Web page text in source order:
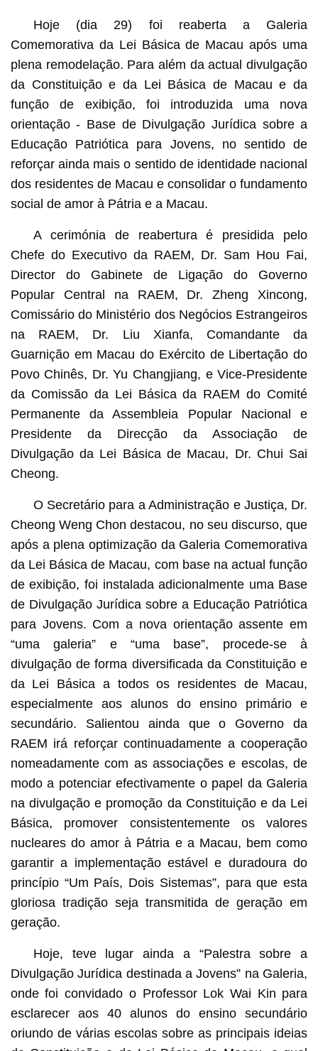
Libertação do Povo Chinês, Dr. Yu Changjiang, e Vice-
Presidente da Comissão da Lei Básica da RAEM do
Comité Permanente da Assembleia Popular Nacional e
Presidente da Direcção da Associação de Divulgação da
Lei Básica de Macau, Dr. Chui Sai Cheong
Hoje (dia 29) foi reaberta a Galeria
Comemorativa da Lei Básica de Macau após uma
plena remodelação. Para além da actual divulgação
da Constituição e da Lei Básica de Macau e da
função de exibição, foi introduzida uma nova
orientação - Base de Divulgação Jurídica sobre a
Educação Patriótica para Jovens, no sentido de
reforçar ainda mais o sentido de identidade nacional
dos residentes de Macau e consolidar o fundamento
social de amor à Pátria e a Macau.
A cerimónia de reabertura é presidida pelo
Chefe do Executivo da RAEM, Dr. Sam Hou Fai,
Director do Gabinete de Ligação do Governo
Popular Central na RAEM, Dr. Zheng Xincong,
Comissário do Ministério dos Negócios Estrangeiros
na RAEM, Dr. Liu Xianfa, Comandante da
Guarnição em Macau do Exército de Libertação do
Povo Chinês, Dr. Yu Changjiang, e Vice-Presidente
da Comissão da Lei Básica da RAEM do Comité
Permanente da Assembleia Popular Nacional e
Presidente da Direcção da Associação de
Divulgação da Lei Básica de Macau, Dr. Chui Sai
Cheong.
O Secretário para a Administração e Justiça, Dr.
Cheong Weng Chon destacou, no seu discurso, que
após a plena optimização da Galeria Comemorativa
da Lei Básica de Macau, com base na actual função
de exibição, foi instalada adicionalmente uma Base
de Divulgação Jurídica sobre a Educação Patriótica
para Jovens. Com a nova orientação assente em
“uma galeria” e “uma base”, procede-se à
divulgação de forma diversificada da Constituição e
da Lei Básica a todos os residentes de Macau,
especialmente aos alunos do ensino primário e
secundário. Salientou ainda que o Governo da
RAEM irá reforçar continuadamente a cooperação
nomeadamente com as associações e escolas, de
modo a potenciar efectivamente o papel da Galeria
na divulgação e promoção da Constituição e da Lei
Básica, promover consistentemente os valores
nucleares do amor à Pátria e a Macau, bem como
garantir a implementação estável e duradoura do
princípio “Um País, Dois Sistemas”, para que esta
gloriosa tradição seja transmitida de geração em
geração.
Hoje, teve lugar ainda a “Palestra sobre a
Divulgação Jurídica destinada a Jovens” na Galeria,
onde foi convidado o Professor Lok Wai Kin para
esclarecer aos 40 alunos do ensino secundário
oriundo de várias escolas sobre as principais ideias